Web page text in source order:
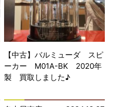
【中古】バルミューダ スピ
ーカー M01A-BK 2020年
製 買取しました♪